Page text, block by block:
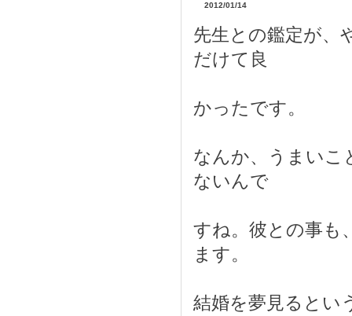
2012/01/14
先生との鑑定が、
だけて良
かったです。
なんか、うまいこ
ないんで
すね。彼との事も
ます。
結婚を夢見るとい